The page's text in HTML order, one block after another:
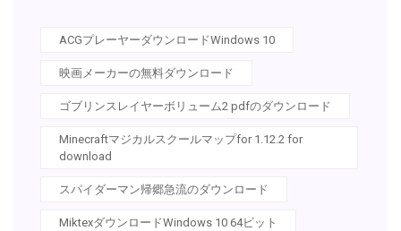
ACGプレーヤーダウンロードWindows 10
映画メーカーの無料ダウンロード
ゴブリンスレイヤーボリューム2 pdfのダウンロード
Minecraftマジカルスクールマップfor 1.12.2 for
download
スパイダーマン帰郷急流のダウンロード
MiktexダウンロードWindows 10 64ビット